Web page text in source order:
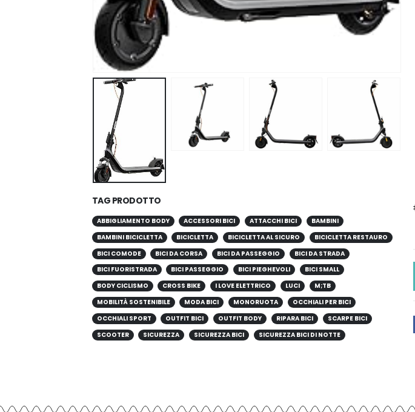
TAG PRODOTTO
ABBIGLIAMENTO BODY ACCESSORI BICI ATTACCHI BICI
BAMBINI
BAMBINI BICICLETTA
BICICLETTA BICICLETTA AL SICURO
BICICLETTA RESTAURO
BICI COMODE
BICI DA CORSA BICI DA PASSEGGIO
BICI DA STRADA
BICI FUORISTRADA
BICI PASSEGGIO BICI PIEGHEVOLI
BICI SMALL
BODY CICLISMO
CROSS BIKE I LOVE ELETTRICO LUCI
M;TB
MOBILITÀ SOSTENIBILE
MODA BICI MONORUOTA
OCCHIALI PER BICI
OCCHIALI SPORT
OUTFIT BICI OUTFIT BODY RIPARA BICI
SCARPE BICI
SCOOTER
SICUREZZA SICUREZZA BICI SICUREZZA BICI DI NOTTE